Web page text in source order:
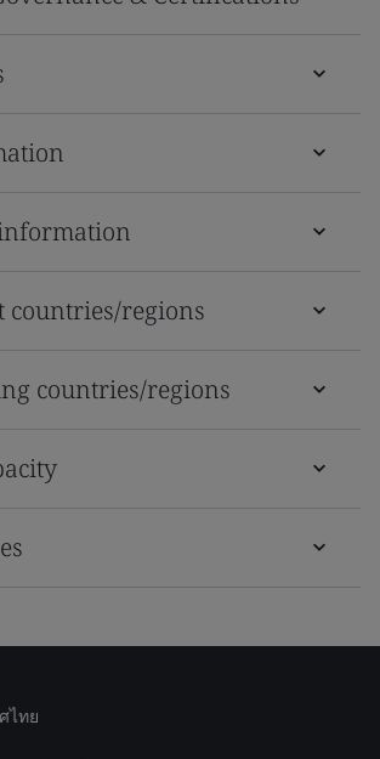
countries/regions
countries/regions
ไทย